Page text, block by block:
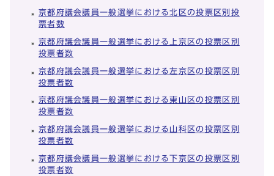
京都府議会議員一般選挙における北区の投票区別投
票者数
京都府議会議員一般選挙における上京区の投票区別
投票者数
京都府議会議員一般選挙における左京区の投票区別
投票者数
京都府議会議員一般選挙における東山区の投票区別
投票者数
京都府議会議員一般選挙における山科区の投票区別
投票者数
京都府議会議員一般選挙における下京区の投票区別
投票者数